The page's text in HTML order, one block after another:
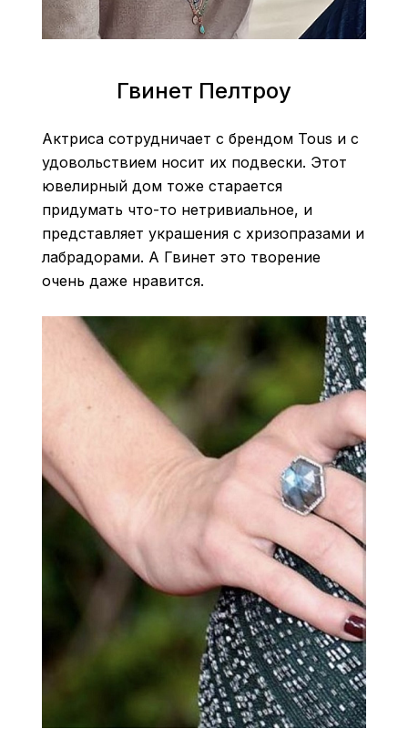
Гвинет Пелтроу
Актриса сотрудничает с брендом Tous и с
удовольствием носит их подвески. Этот
ювелирный дом тоже старается
придумать что-то нетривиальное, и
представляет украшения с хризопразами и
лабрадорами. А Гвинет это творение
очень даже нравится.